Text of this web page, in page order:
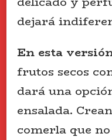
dejará
En esta
frutos secos
dará una
ensalada.
comerla que